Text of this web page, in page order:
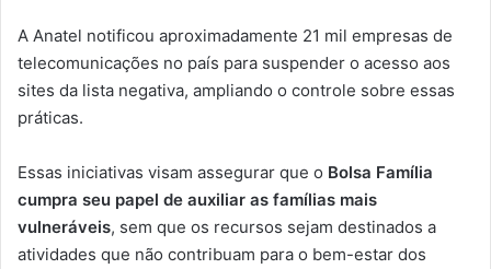
A Anatel notificou aproximadamente 21 mil empresas de
telecomunicações no país para suspender o acesso aos
sites da lista negativa, ampliando o controle sobre essas
práticas.
Essas iniciativas visam assegurar que o Bolsa Família
cumpra seu papel de auxiliar as famílias mais
vulneráveis, sem que os recursos sejam destinados a
atividades que não contribuam para o bem-estar dos